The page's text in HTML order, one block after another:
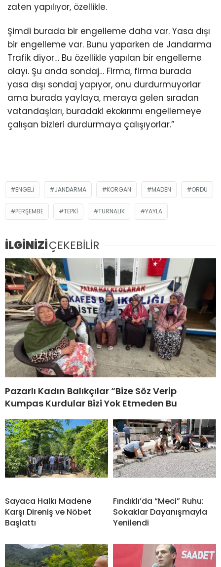
zaten yapılıyor, özellikle.
Şimdi burada bir engelleme daha var. Yasa dışı
bir engelleme var. Bunu yaparken de Jandarma
Trafik diyor… Bu özellikle yapılan bir engelleme
olayı. Şu anda sondaj… Firma, firma burada
yasa dışı sondaj yapıyor, onu durdurmuyorlar
ama burada yaylaya, meraya gelen sıradan
vatandaşları, buradaki ekokırımı engellemeye
çalışan bizleri durdurmaya çalışıyorlar.”
ENGELI JANDARMA KORGAN MADEN ORDU
PERŞEMBE TEPKİ TURNALIK YAYLA
İLGİNİZİÇEKEBİLİR
Pazarlı Kadın Balıkçılar “Bize Söz Verip
Kumpas Kurdular Bizi Yok Etmeden Bu
Sayaca Halkı Madene
Karşı Direniş ve Nöbet
Başlattı
Fındıklı’da “Meci” Ruhu:
Sokaklar Dayanışmayla
Yenilendi